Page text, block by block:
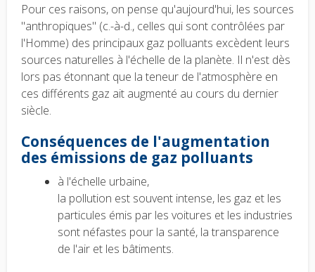
Pour ces raisons, on pense qu'aujourd'hui, les sources
"anthropiques" (c.-à-d., celles qui sont contrôlées par
l'Homme) des principaux gaz polluants excèdent leurs
sources naturelles à l'échelle de la planète. Il n'est dès
lors pas étonnant que la teneur de l'atmosphère en
ces différents gaz ait augmenté au cours du dernier
siècle.
Conséquences de l'augmentation
des émissions de gaz polluants
à l'échelle urbaine,
la pollution est souvent intense, les gaz et les
particules émis par les voitures et les industries
sont néfastes pour la santé, la transparence
de l'air et les bâtiments.